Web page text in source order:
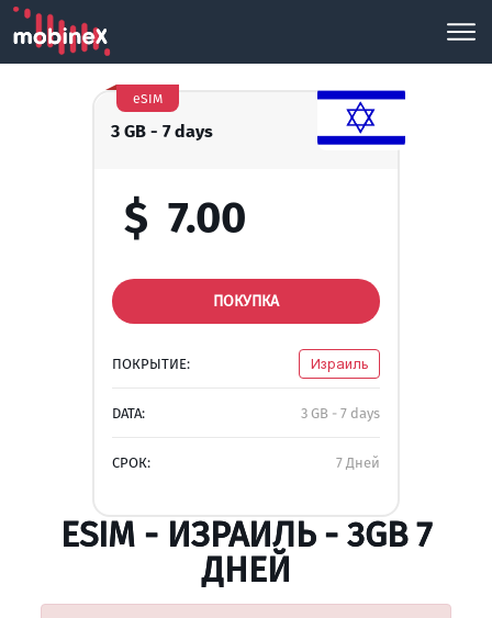
3 GB - 7 days
eSIM
$ 7.00
ПОКУПКА
ПОКРЫТИЕ: Израиль
DATA: 3 GB - 7 days
СРОК: 7 Дней
ESIM - ИЗРАИЛЬ - 3GB 7
ДНЕЙ